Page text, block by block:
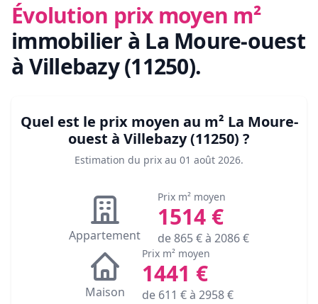
Évolution prix moyen m²
immobilier à La Moure-ouest
à Villebazy (11250).
Quel est le prix moyen au m² La Moure-
ouest à Villebazy (11250) ?
Estimation du prix au 01 août 2026.
Appartement
Prix m² moyen
1514 €
de865€ à 2086€
Maison
Prix m² moyen
1441 €
de 611 € à 2958€